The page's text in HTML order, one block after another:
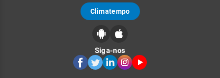
Climatempo
Siga-nos